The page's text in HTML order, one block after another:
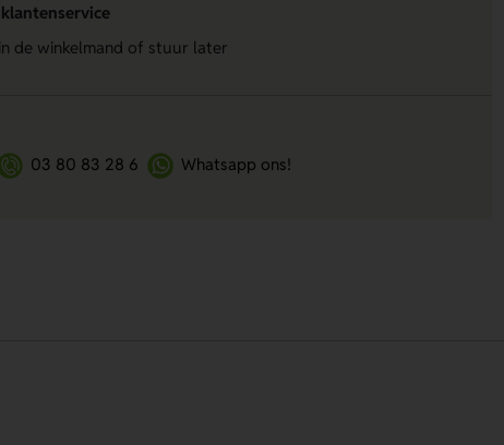
in de winkelmand of stuur later
03 80 83 28 6 Whatsapp ons!